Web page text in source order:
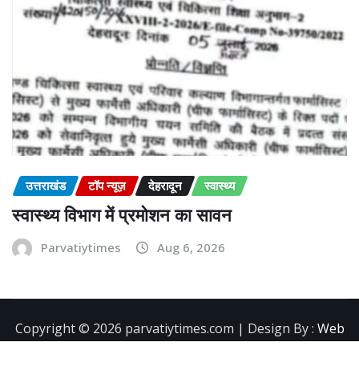
उत्तराखंड टॉप न्यूज़ देहरादून स्वास्थ्य
स्वास्थ्य विभाग में प्रमोशन का सावन
Parvatiytimes Aug 6, 2026
Copyright ©️ 2026 parvatiytimes.com | Design By : Web